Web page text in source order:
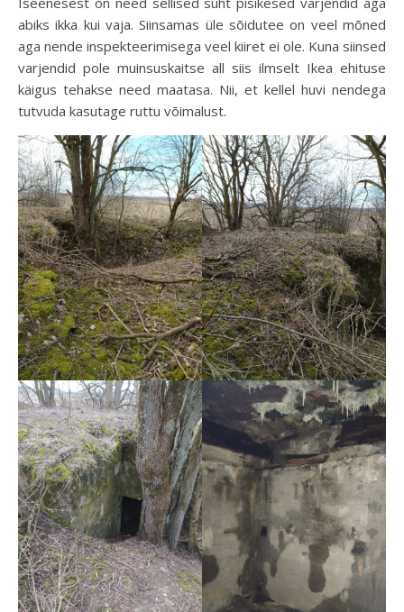
abiks ikka kui vaja. Siinsamas üle sõidutee on veel mõned
aga nende inspekteerimisega veel kiiret ei ole. Kuna siinsed
varjendid pole muinsuskaitse all siis ilmselt Ikea ehituse
käigus tehakse need maatasa. Nii, et kellel huvi nendega
tutvuda kasutage ruttu võimalust.